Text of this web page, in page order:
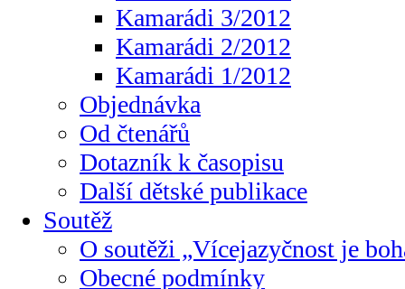
Kamarádi 3/2012
Kamarádi 2/2012
Kamarádi 1/2012
Objednávka
Od čtenářů
Dotazník k časopisu
Další dětské publikace
Soutěž
O soutěži „Vícejazyčnost je
Obecné podmínky